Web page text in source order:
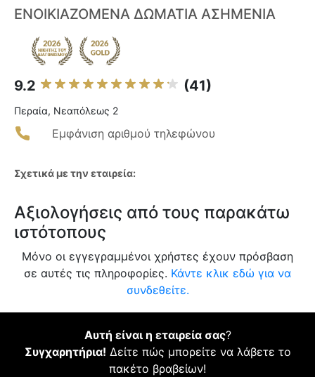
ΕΝΟΙΚΙΑΖΟΜΕΝΑ ΔΩΜΑΤΙΑ ΑΣΗΜΕΝΙΑ
9.2 (41)
Περαία, Νεαπόλεως 2
Εμφάνιση αριθμού τηλεφώνου
Σχετικά με την εταιρεία:
Αξιολογήσεις από τους παρακάτω
ιστότοπους
Μόνο οι εγγεγραμμένοι χρήστες έχουν πρόσβαση
σε αυτές τις πληροφορίες. Κάντε κλικ εδώ για να
συνδεθείτε.
Αυτή είναι η εταιρεία σας?
Συγχαρητήρια! Δείτε πώς μπορείτε να λάβετε το
πακέτο βραβείων!